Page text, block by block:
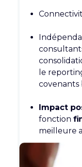
le
covenants
Impact
fonction
meilleure